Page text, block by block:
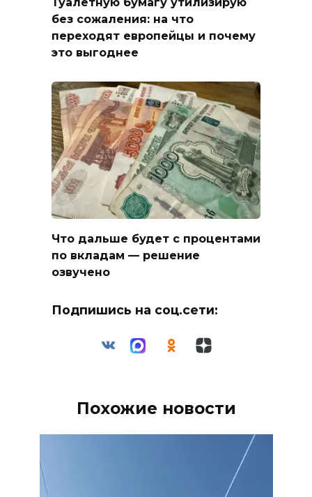
без сожаления: на что
переходят европейцы и почему
это выгоднее
Что дальше будет с процентами
по вкладам — решение
озвучено
Подпишись на соц.сети:
Похожие новости